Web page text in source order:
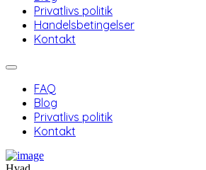
Privatlivs politik
Handelsbetingelser
Kontakt
FAQ
Blog
Privatlivs politik
Kontakt